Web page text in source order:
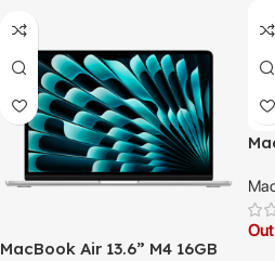
MacBook Air 13.6” M4 16GB